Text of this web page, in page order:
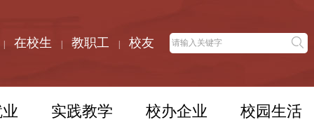
在校生 教职工 校友
实践教学 校办企业 校园生活